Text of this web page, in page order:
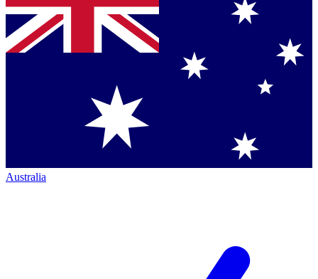
Australia